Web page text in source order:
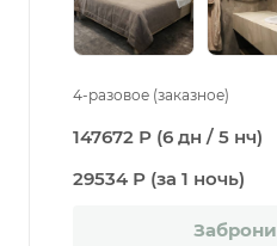
4-разовое (заказное)
147672 Р (6 дн / 5 нч)
29534 Р (за 1 ночь)